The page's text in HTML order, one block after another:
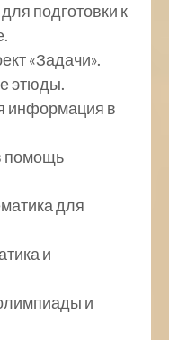
подготовки к
«Задачи».
этюды.
информация в
помощь
для
и
и